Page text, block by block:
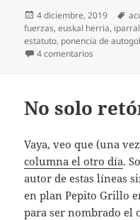
Publicado
el
4 diciembre, 2019
fuerzas,euskal herria,
estatuto, ponencia de
4 comentarios
No solo
Vaya, veo que (una
columna el otro día.
autor de estas líneas
en plan Pepito Grillo
para ser nombrado el